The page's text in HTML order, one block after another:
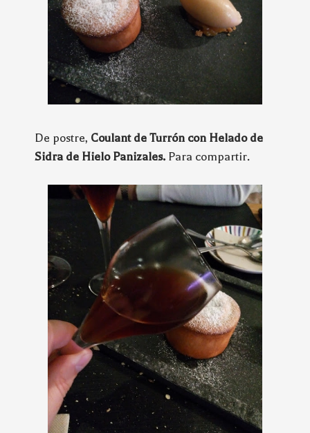
De postre, Coulant de Turrón con Helado de
Sidra de Hielo Panizales. Para compartir.